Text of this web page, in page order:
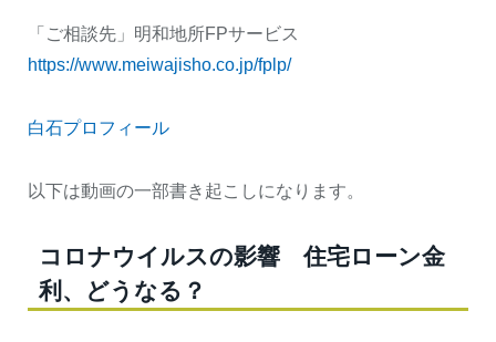
「ご相談先」明和地所FPサービス
https://www.meiwajisho.co.jp/fplp/
白石プロフィール
以下は動画の一部書き起こしになります。
コロナウイルスの影響 住宅ローン金
利、どうなる？